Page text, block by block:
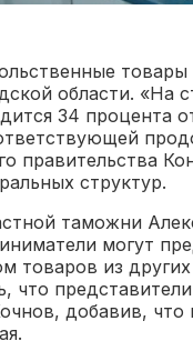
области. «На
34 процента
правительства
структур.
таможни
могут
товаров из
что
добавив, что